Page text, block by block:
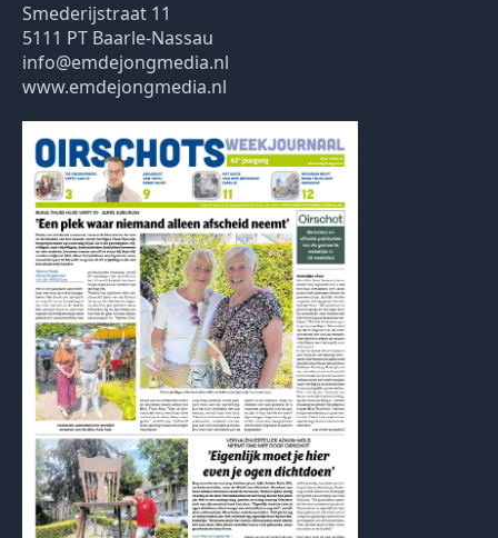
Smederijstraat 11
5111 PT Baarle-Nassau
info@emdejongmedia.nl
www.emdejongmedia.nl